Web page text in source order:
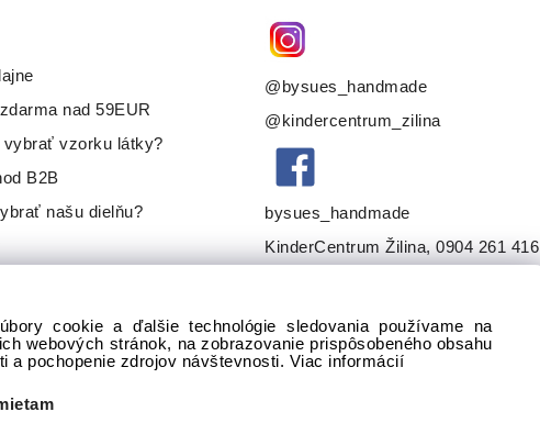
nad 59EUR
vybrať vzorku látky?
B2B
našu dielňu?
@bysues_handmade
@kindercentrum_zilina
bysues_handmade
KinderCentrum Žilina, 0904 261 416
cookie a ďalšie technológie sledovania používame na
webových stránok, na zobrazovanie prispôsobeného obsahu
a pochopenie zdrojov návštevnosti. Viac informácií